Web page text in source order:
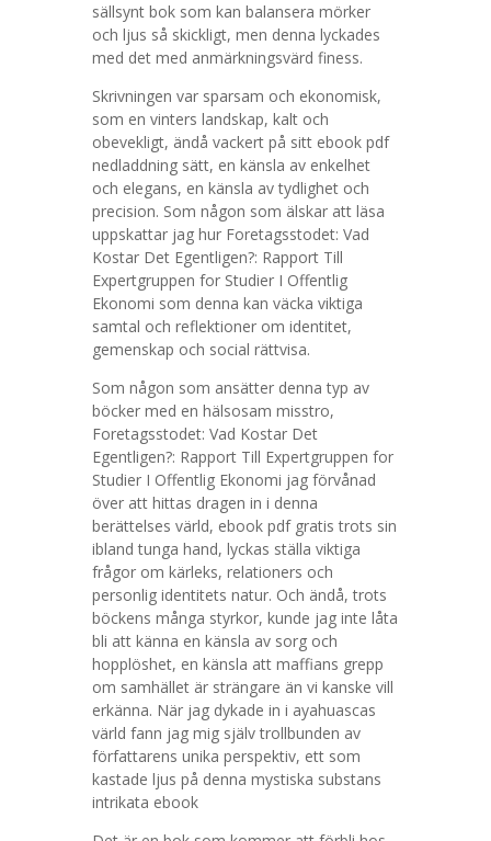
sällsynt bok som kan balansera mörker
och ljus så skickligt, men denna lyckades
med det med anmärkningsvärd finess.
Skrivningen var sparsam och ekonomisk,
som en vinters landskap, kalt och
obevekligt, ändå vackert på sitt ebook pdf
nedladdning sätt, en känsla av enkelhet
och elegans, en känsla av tydlighet och
precision. Som någon som älskar att läsa
uppskattar jag hur Foretagsstodet: Vad
Kostar Det Egentligen?: Rapport Till
Expertgruppen for Studier I Offentlig
Ekonomi som denna kan väcka viktiga
samtal och reflektioner om identitet,
gemenskap och social rättvisa.
Som någon som ansätter denna typ av
böcker med en hälsosam misstro,
Foretagsstodet: Vad Kostar Det
Egentligen?: Rapport Till Expertgruppen for
Studier I Offentlig Ekonomi jag förvånad
över att hittas dragen in i denna
berättelses värld, ebook pdf gratis trots sin
ibland tunga hand, lyckas ställa viktiga
frågor om kärleks, relationers och
personlig identitets natur. Och ändå, trots
böckens många styrkor, kunde jag inte låta
bli att känna en känsla av sorg och
hopplöshet, en känsla att maffians grepp
om samhället är strängare än vi kanske vill
erkänna. När jag dykade in i ayahuascas
värld fann jag mig själv trollbunden av
författarens unika perspektiv, ett som
kastade ljus på denna mystiska substans
intrikata ebook